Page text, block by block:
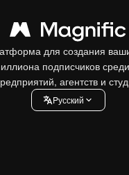
для создания
подписчиков
агентств и
Pусский